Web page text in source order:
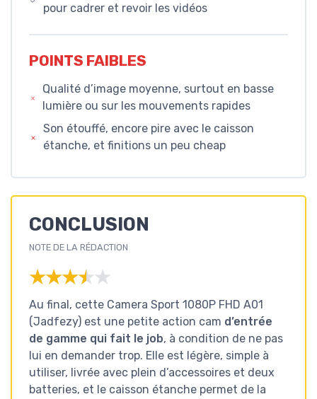
pour cadrer et revoir les vidéos
POINTS FAIBLES
Qualité d’image moyenne, surtout en basse
lumière ou sur les mouvements rapides
Son étouffé, encore pire avec le caisson
étanche, et finitions un peu cheap
CONCLUSION
NOTE DE LA RÉDACTION
★★★★★
★★★★★
Au final, cette Camera Sport 1080P FHD A01
(Jadfezy) est une petite action cam d’entrée
de gamme qui fait le job, à condition de ne pas
lui en demander trop. Elle est légère, simple à
utiliser, livrée avec plein d’accessoires et deux
batteries, et le caisson étanche permet de la